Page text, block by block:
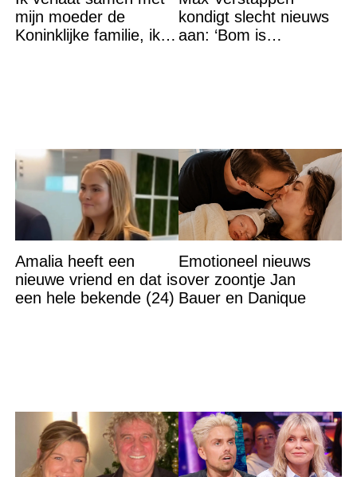
mijn moeder de
Koninklijke familie, ik
kondigt slecht nieuws
aan: ‘Bom is
Amalia heeft een
nieuwe vriend en dat is
een hele bekende (24)
Emotioneel nieuws
over zoontje Jan
Bauer en Danique